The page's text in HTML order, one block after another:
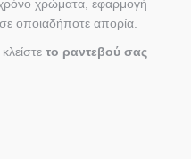
χρώματα, εφαρμογή
οποιαδήποτε απορία.
το ραντεβού σας